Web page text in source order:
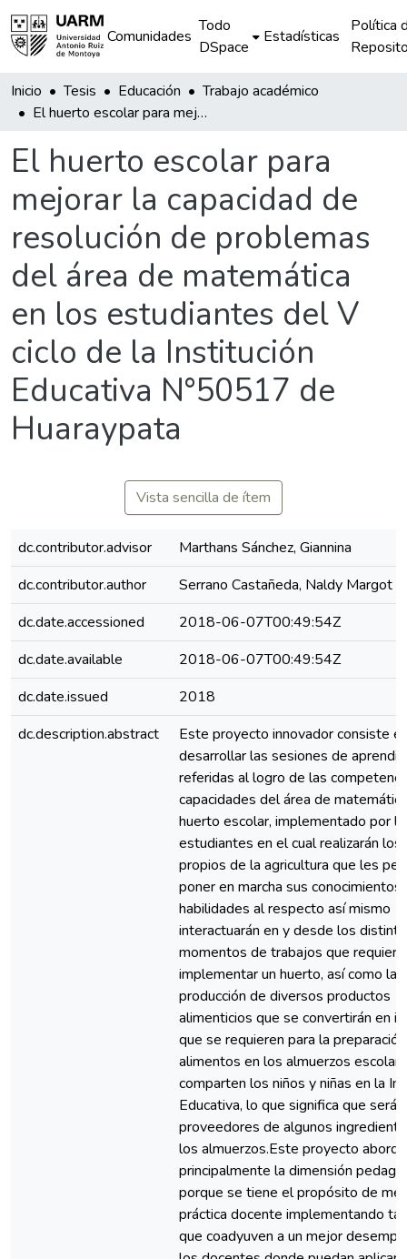
Comunidades
Todo
DSpace
Estadísticas
Política
Inicio Tesis Educación
Trabajo académico
El huerto escolar para mejorar la capacidad de resolución de problemas del área de matemática en los estudiantes del V ciclo de la Institución Educativa N°50517 de Huaraypata
El huerto escolar para
mejorar la capacidad de
resolución de problemas
del área de matemática
en los estudiantes del V
ciclo de la Institución
Educativa N°50517 de
Huaraypata
Vista sencilla de ítem
dc.contributor.advisor
Marthans Sánchez, Giannina
dc.contributor.author
Serrano Castañeda, Naldy Margot
dc.date.accessioned
2018-06-07T00:49:54Z
dc.date.available
2018-06-07T00:49:54Z
dc.date.issued
2018
dc.description.abstract
Este proyecto innovador consiste
desarrollar las sesiones de
referidas al logro de las
capacidades del área de
huerto escolar, implementado por
estudiantes en el cual realizarán
propios de la agricultura que les
poner en marcha sus conocimientos
habilidades al respecto así mismo
interactuarán en y desde los
momentos de trabajos que requiere
implementar un huerto, así como la
producción de diversos productos
alimenticios que se convertirán en
que se requieren para la
alimentos en los almuerzos
comparten los niños y niñas en la
Educativa, lo que significa que serán
proveedores de algunos
los almuerzos.Este proyecto
principalmente la dimensión
porque se tiene el propósito de
práctica docente implementando
que coadyuven a un mejor